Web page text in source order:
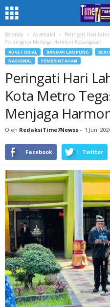
Beranda Advetorial
Peringati Hari Lahir
Pentingnya Menjaga Harmoni Kebangsaan
ADVETORIAL BANDAR LAMPUNG
NASIONAL
PEMERINTAHAN
Peringati Hari
Kota Metro
Menjaga
Oleh RedaksiTime7Newss - 1 Juni
Facebook Twitter